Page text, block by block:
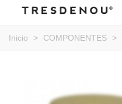
Inicio > COMPONENTES >